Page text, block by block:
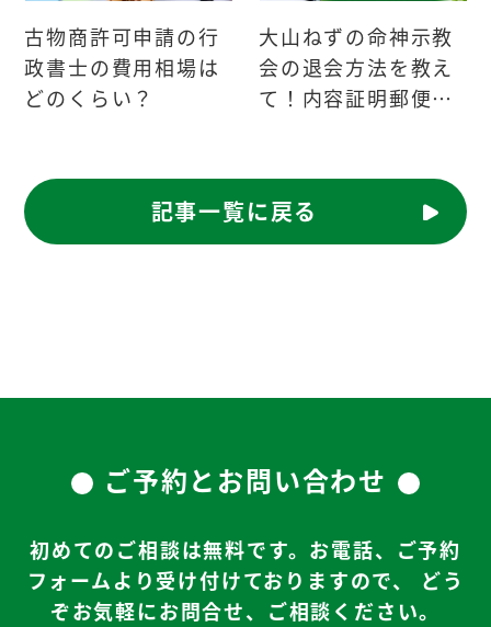
古物商許可申請の行
政書士の費用相場は
どのくらい？
大山ねずの命神示教
会の退会方法を教え
て！内容証明郵便を
記事一覧に戻る
ご予約とお問い合わせ
初めてのご相談は無料です。お電話、ご予約
フォームより受け付けておりますので、
どう
ぞお気軽にお問合せ、ご相談ください。